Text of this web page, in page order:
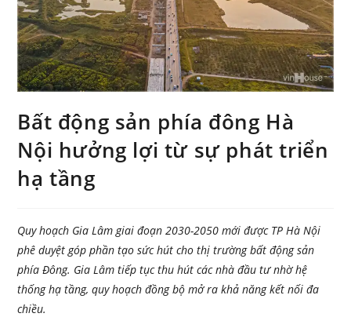
Bất động sản phía đông Hà
Nội hưởng lợi từ sự phát triển
hạ tầng
Quy hoạch Gia Lâm giai đoạn 2030-2050 mới được TP Hà Nội
phê duyệt góp phần tạo sức hút cho thị trường bất động sản
phía Đông. Gia Lâm tiếp tục thu hút các nhà đầu tư nhờ hệ
thống hạ tầng, quy hoạch đồng bộ mở ra khả năng kết nối đa
chiều.